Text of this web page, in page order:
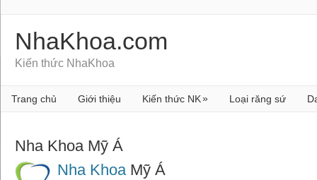
NhaKhoa.com
Kiến thức NhaKhoa
Trang chủ Giới thiệu Kiến thức NK» Loại răng sứ
Nha Khoa Mỹ Á
Nha KhoaMỹ Á